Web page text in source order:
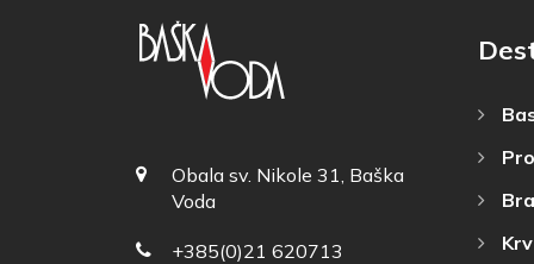
Obala sv. Nikole 31, Baška
Voda
+385(0)21 620713